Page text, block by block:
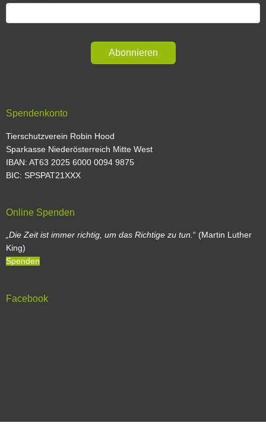
Abonnieren
Spendenkonto
Tierschutzverein Robin Hood
Sparkasse Niederösterreich Mitte West
IBAN: AT63 2025 6000 0094 9875
BIC: SPSPAT21XXX
Online Spenden
„Die Zeit ist immer richtig, um das Richtige zu tun.“ (Martin Luther
King)
Spenden
Facebook